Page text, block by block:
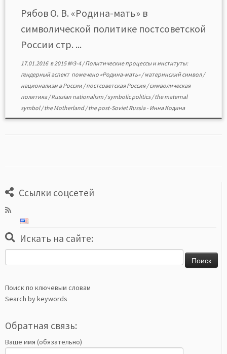
политику. Изучение данного символа представляется
весьма перспективным для исследования
символической политики в целом. […]
Рябов О. В. «Родина-мать» в
символической политике постсоветской
России стр. ...
17.01.2016в2015 №3-4/Политические процессы и институты:
гендерный аспект помечено «Родина-мать»/материнский символ/
национализм в России /постсоветская Россия/символическая
политика/Russian nationalism /symbolic politics/the maternal
symbol/the Motherland/the post-Soviet Russia- Инна Кодина
Ссылки соцсетей
Искать на сайте:
Поиск по ключевым словам
Search by keywords
Обратная связь:
Ваше имя (обязательно)